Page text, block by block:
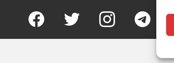
facebook twitter instagram telegram